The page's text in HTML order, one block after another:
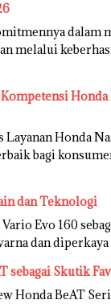
dalam
melalui
Honda
Honda
bagi
dan Teknologi
Evo 160
dan
sebagai Skutik
Honda BeAT